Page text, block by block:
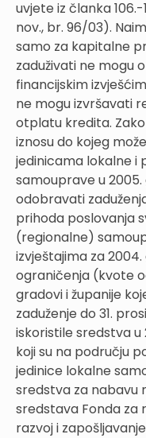
uvjete iz članka
nov., br. 96/03).
samo za kapitalne
zaduživati ne mogu
financijskim
ne mogu izvršavati
otplatu kredita.
iznosu do kojeg
jedinicama lokalne i
samouprave u
odobravati
prihoda poslovanja
(regionalne)
izvještajima za
ograničenja (kvote
gradovi i županije
zaduženje do 31.
iskoristile sredstva
koji su na području
jedinice lokalne
sredstva za nabavu
sredstava Fonda za
razvoj i